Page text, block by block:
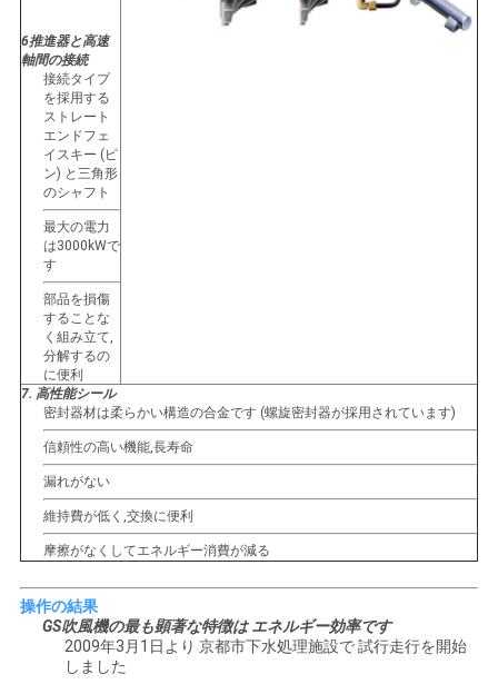
6推進器と高速
軸間の接続
接続タイプ
を採用する
ストレート
エンドフェ
イスキー (ピ
ン) と三角形
のシャフト
最大の電力
は3000kWで
す
部品を損傷
することな
く組み立て,
分解するの
に便利
7. 高性能シール
密封器材は柔らかい構造の合金です (螺旋密封器が採用されています)
信頼性の高い機能,長寿命
漏れがない
維持費が低く,交換に便利
摩擦がなくしてエネルギー消費が減る
操作の結果
GS吹風機の最も顕著な特徴は エネルギー効率です
2009年3月1日より 京都市下水処理施設で 試行走行を開始
しました